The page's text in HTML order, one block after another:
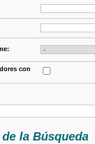
con
la Búsqueda